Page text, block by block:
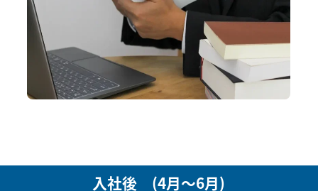
入社後 (4月～6月)